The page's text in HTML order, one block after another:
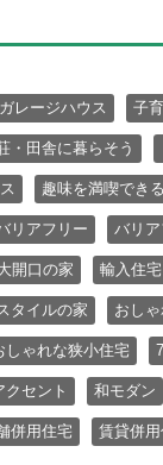
ガレージハウス 子
・田舎に暮らそう
趣味を満喫でき
リアフリー バリ
開口の家 輸入住宅
タイルの家 おし
しゃれな狭小住宅
クセント 和モダン
併用住宅 賃貸併